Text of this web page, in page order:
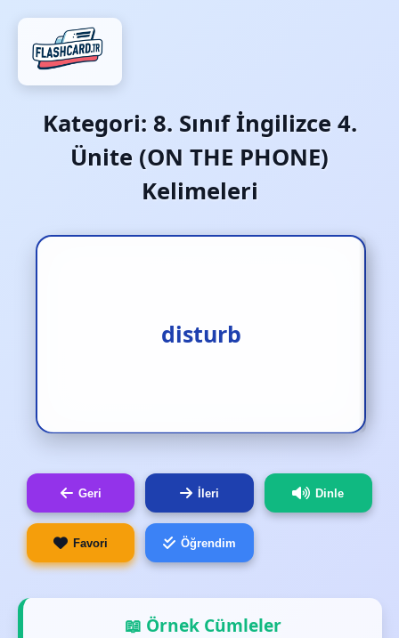
Kategori: 8. Sınıf İngilizce 4.
Ünite (ON THE PHONE)
Kelimeleri
disturb
rahatsız etmek
Geri İleri Dinle
Favori Öğrendim
📖 Örnek Cümleler